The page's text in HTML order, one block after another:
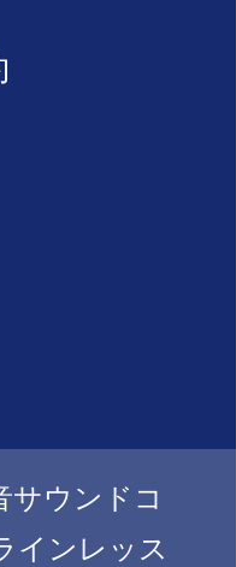
プ様は出張可
サウンドコ
インレッス